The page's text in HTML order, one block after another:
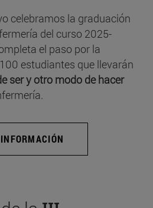
celebramos la graduación
del curso 2025-
el paso por la
estudiantes que llevarán
ser y otro modo de hacer